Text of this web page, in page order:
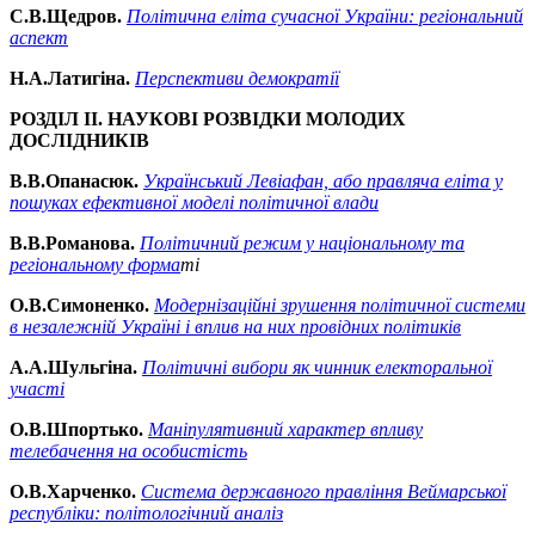
С.В.Щедров. Політична еліта сучасної України: регіональний
аспект
Н.А.Латигіна. Перспективи демократії
РОЗДІЛ ІІ. НАУКОВІ РОЗВІДКИ МОЛОДИХ
ДОСЛІДНИКІВ
В.В.Опанасюк. Український Левіафан, або правляча еліта у
пошуках ефективної моделі політичної влади
В.В.Романова. Політичний режим у національному та
регіональному форматі
О.В.Симоненко. Модернізаційні зрушення політичної системи
в незалежній Україні і вплив на них провідних політиків
А.А.Шульгіна. Політичні вибори як чинник електоральної
участі
О.В.Шпортько. Маніпулятивний характер впливу
телебачення на особистість
О.В.Харченко. Система державного правління Веймарської
республіки: політологічний аналіз